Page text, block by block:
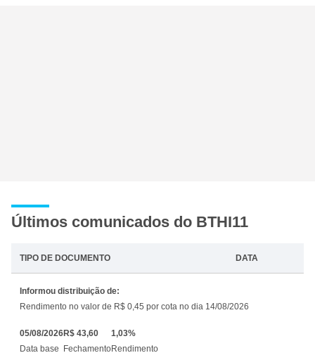
Últimos comunicados do BTHI11
TIPO DE DOCUMENTO DATA
Informou distribuição de:
Rendimento no valor de R$ 0,45 por cota no dia 14/08/2026
05/08/2026
Data base
R$ 43,60
Fechamento
1,03%
Rendimento